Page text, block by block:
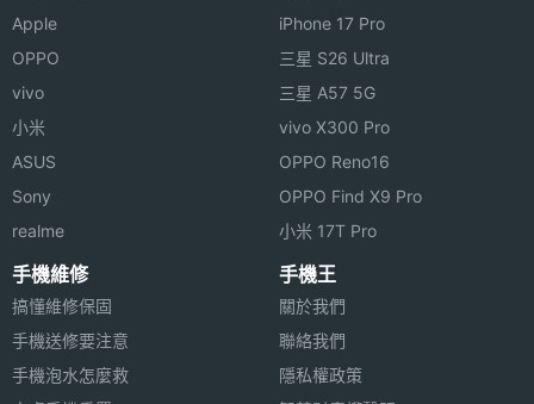
SIM卡
槽設計
SIM1
Wi-Fi
藍牙
藍牙版
本
Apple
OPPO
vivo
小米
ASUS
Sony
realme
iPhone 17 Pro
三星 S26 Ultra
三星 A57 5G
vivo X300 Pro
OPPO Reno16
OPPO Find X9 Pro
小米 17T Pro
手機維修
搞懂維修保固
手機送修要注意
手機泡水怎麼救
手機王
關於我們
聯絡我們
隱私權政策